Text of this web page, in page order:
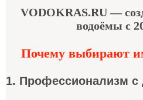
VODOKRAS.RU —
водоёмы с
Почему выбирают
1. Профессионализм с